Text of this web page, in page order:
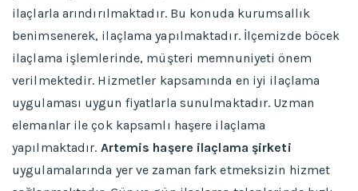
ilaçlarla arındırılmaktadır. Bu konuda kurumsallık
benimsenerek, ilaçlama yapılmaktadır. İlçemizde böcek
ilaçlama işlemlerinde, müşteri memnuniyeti önem
verilmektedir. Hizmetler kapsamında en iyi ilaçlama
uygulaması uygun fiyatlarla sunulmaktadır. Uzman
elemanlar ile çok kapsamlı haşere ilaçlama
yapılmaktadır. Artemis haşere ilaçlama şirketi
uygulamalarında yer ve zaman fark etmeksizin hizmet